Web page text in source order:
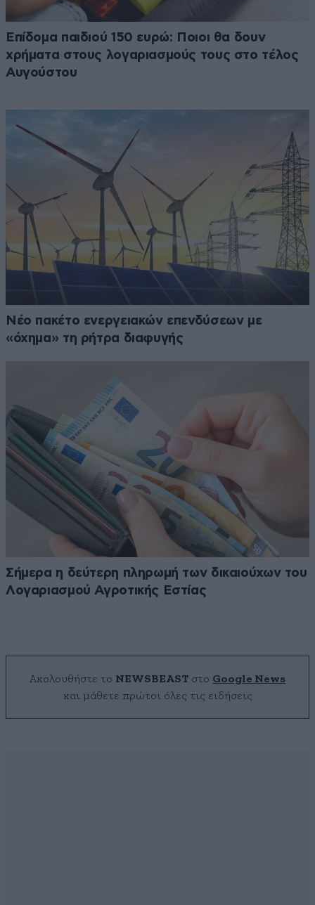
Επίδομα παιδιού 150 ευρώ: Ποιοι θα δουν
χρήματα στους λογαριασμούς τους στο τέλος
Αυγούστου
Νέο πακέτο ενεργειακών επενδύσεων με
«όχημα» τη ρήτρα διαφυγής
Σήμερα η δεύτερη πληρωμή των δικαιούχων του
Λογαριασμού Αγροτικής Εστίας
Ακολουθήστε το NEWSBEAST στο Google News
και μάθετε πρώτοι όλες τις ειδήσεις